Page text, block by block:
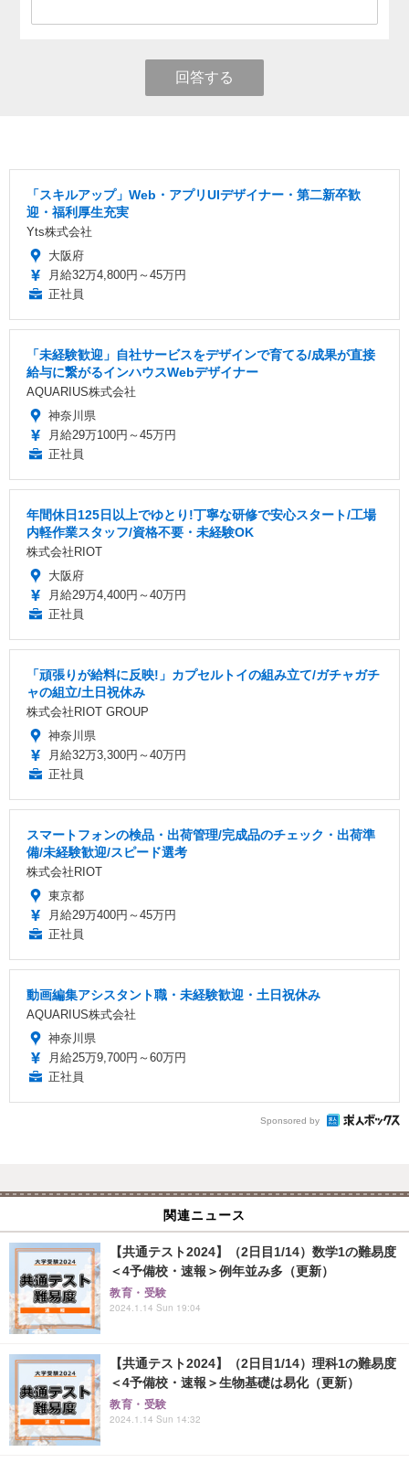
回答する
「スキルアップ」Web・アプリUIデザイナー・第二新卒歓
迎・福利厚生充実
Yts株式会社
大阪府
月給32万4,800円～45万円
正社員
「未経験歓迎」自社サービスをデザインで育てる/成果が直接
給与に繋がるインハウスWebデザイナー
AQUARIUS株式会社
神奈川県
月給29万100円～45万円
正社員
年間休日125日以上でゆとり!丁寧な研修で安心スタート/工場
内軽作業スタッフ/資格不要・未経験OK
株式会社RIOT
大阪府
月給29万4,400円～40万円
正社員
「頑張りが給料に反映!」カプセルトイの組み立て/ガチャガチ
ャの組立/土日祝休み
株式会社RIOT GROUP
神奈川県
月給32万3,300円～40万円
正社員
スマートフォンの検品・出荷管理/完成品のチェック・出荷準
備/未経験歓迎/スピード選考
株式会社RIOT
東京都
月給29万400円～45万円
正社員
動画編集アシスタント職・未経験歓迎・土日祝休み
AQUARIUS株式会社
神奈川県
月給25万9,700円～60万円
正社員
Sponsored by
関連ニュース
【共通テスト2024】（2日目1/14）数学1の難易度
＜4予備校・速報＞例年並み多（更新）
教育・受験
2024.1.14 Sun 19:04
【共通テスト2024】（2日目1/14）理科1の難易度
＜4予備校・速報＞生物基礎は易化（更新）
教育・受験
2024.1.14 Sun 14:32